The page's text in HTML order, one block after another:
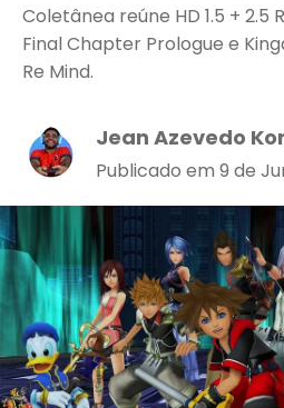
Coletânea reúne HD 1.5 + 2.5
Final Chapter Prologue e
Re Mind.
Jean Azevedo
Publicado em 9 de